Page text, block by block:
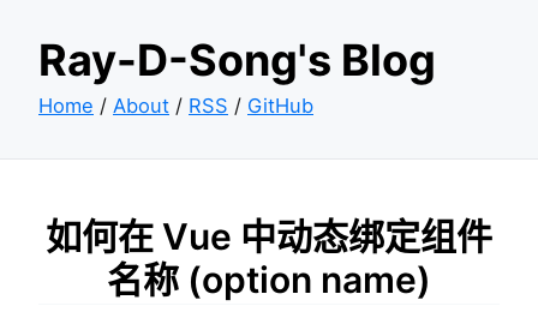
Ray-D-Song's Blog
Home / About / RSS / GitHub
如何在 Vue 中动态绑定组件
名称 (option name)